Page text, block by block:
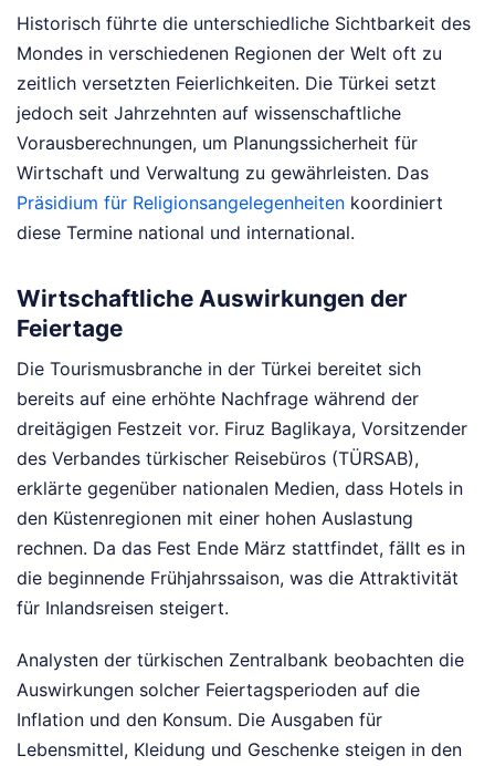
Historisch führte die unterschiedliche Sichtbarkeit des
Mondes in verschiedenen Regionen der Welt oft zu
zeitlich versetzten Feierlichkeiten. Die Türkei setzt
jedoch seit Jahrzehnten auf wissenschaftliche
Vorausberechnungen, um Planungssicherheit für
Wirtschaft und Verwaltung zu gewährleisten. Das
Präsidium für Religionsangelegenheiten koordiniert
diese Termine national und international.
Wirtschaftliche Auswirkungen der
Feiertage
Die Tourismusbranche in der Türkei bereitet sich
bereits auf eine erhöhte Nachfrage während der
dreitägigen Festzeit vor. Firuz Baglikaya, Vorsitzender
des Verbandes türkischer Reisebüros (TÜRSAB),
erklärte gegenüber nationalen Medien, dass Hotels in
den Küstenregionen mit einer hohen Auslastung
rechnen. Da das Fest Ende März stattfindet, fällt es in
die beginnende Frühjahrssaison, was die Attraktivität
für Inlandsreisen steigert.
Analysten der türkischen Zentralbank beobachten die
Auswirkungen solcher Feiertagsperioden auf die
Inflation und den Konsum. Die Ausgaben für
Lebensmittel, Kleidung und Geschenke steigen in den